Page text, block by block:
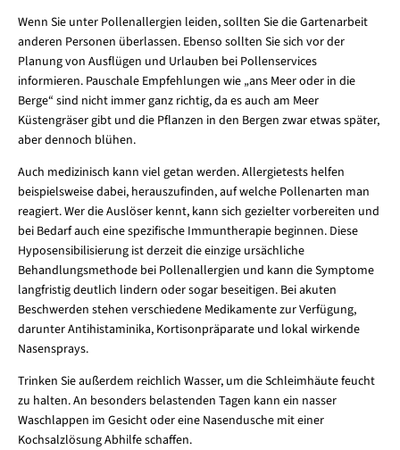
Wenn Sie unter Pollenallergien leiden, sollten Sie die Gartenarbeit
anderen Personen überlassen. Ebenso sollten Sie sich vor der
Planung von Ausflügen und Urlauben bei Pollenservices
informieren. Pauschale Empfehlungen wie „ans Meer oder in die
Berge“ sind nicht immer ganz richtig, da es auch am Meer
Küstengräser gibt und die Pflanzen in den Bergen zwar etwas später,
aber dennoch blühen.
Auch medizinisch kann viel getan werden. Allergietests helfen
beispielsweise dabei, herauszufinden, auf welche Pollenarten man
reagiert. Wer die Auslöser kennt, kann sich gezielter vorbereiten und
bei Bedarf auch eine spezifische Immuntherapie beginnen. Diese
Hyposensibilisierung ist derzeit die einzige ursächliche
Behandlungsmethode bei Pollenallergien und kann die Symptome
langfristig deutlich lindern oder sogar beseitigen. Bei akuten
Beschwerden stehen verschiedene Medikamente zur Verfügung,
darunter Antihistaminika, Kortisonpräparate und lokal wirkende
Nasensprays.
Trinken Sie außerdem reichlich Wasser, um die Schleimhäute feucht
zu halten. An besonders belastenden Tagen kann ein nasser
Waschlappen im Gesicht oder eine Nasendusche mit einer
Kochsalzlösung Abhilfe schaffen.